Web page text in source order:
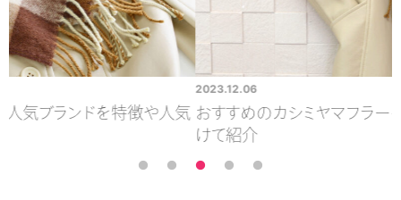
おすすめのカシミヤマフラーをメンズ・レディースに分